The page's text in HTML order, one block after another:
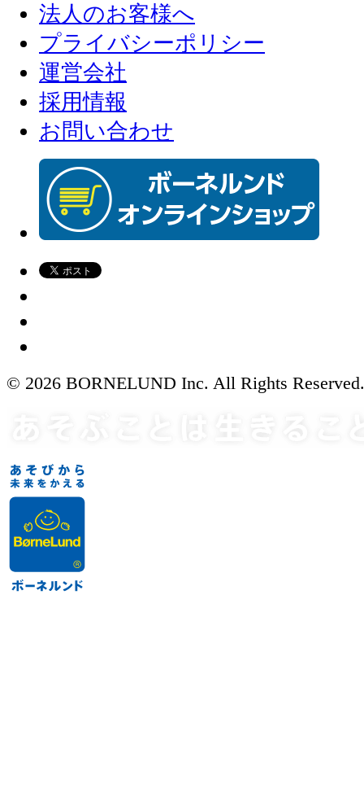
法人のお客様へ
プライバシーポリシー
運営会社
採用情報
お問い合わせ
© 2026 BORNELUND Inc. All Rights Reserved.